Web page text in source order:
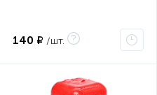
140 ₽ /шт.